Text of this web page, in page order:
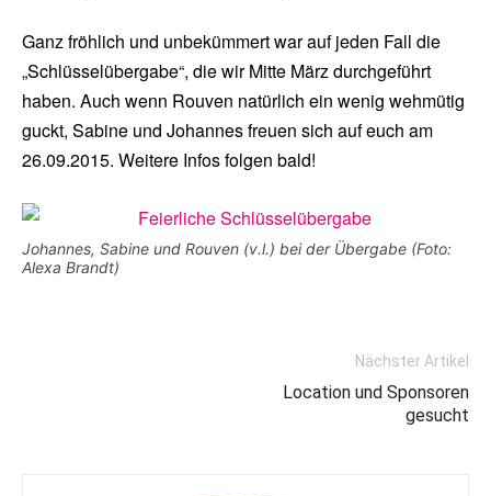
Ganz fröhlich und unbekümmert war auf jeden Fall die
„Schlüsselübergabe“, die wir Mitte März durchgeführt
haben. Auch wenn Rouven natürlich ein wenig wehmütig
guckt, Sabine und Johannes freuen sich auf euch am
26.09.2015. Weitere Infos folgen bald!
Johannes, Sabine und Rouven (v.l.) bei der Übergabe (Foto:
Alexa Brandt)
Nächster Artikel
Location und Sponsoren
gesucht